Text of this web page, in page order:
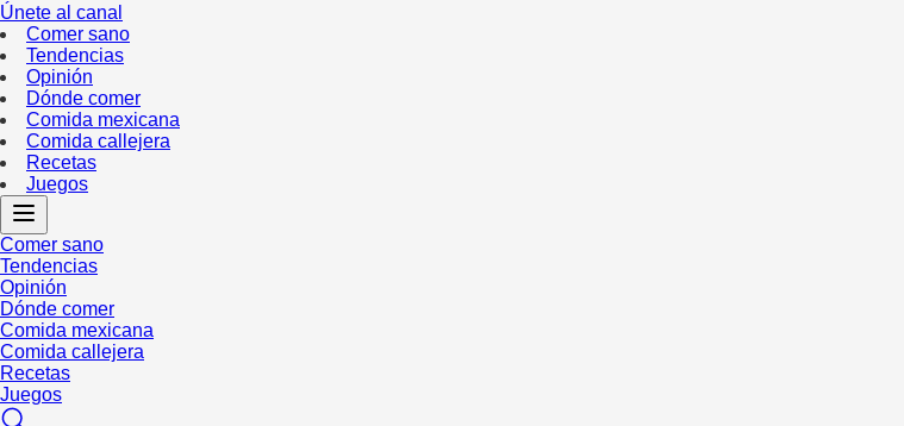
Únete al canal
Comer sano
Tendencias
Opinión
Dónde comer
Comida mexicana
Comida callejera
Recetas
Juegos
Comer sano
Tendencias
Opinión
Dónde comer
Comida mexicana
Comida callejera
Recetas
Juegos